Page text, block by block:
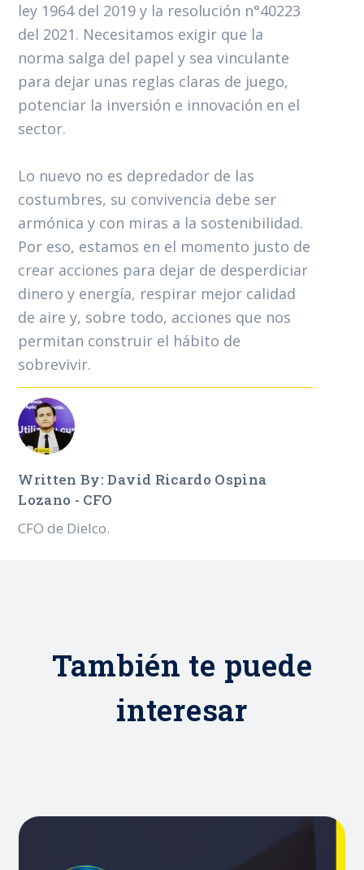
ley 1964 del 2019 y la resolución n°40223
del 2021. Necesitamos exigir que la
norma salga del papel y sea vinculante
para dejar unas reglas claras de juego,
potenciar la inversión e innovación en el
sector.
Lo nuevo no es depredador de las
costumbres, su convivencia debe ser
armónica y con miras a la sostenibilidad.
Por eso, estamos en el momento justo de
crear acciones para dejar de desperdiciar
dinero y energía, respirar mejor calidad
de aire y, sobre todo, acciones que nos
permitan construir el hábito de
sobrevivir.
Written By: David Ricardo Ospina
Lozano - CFO
CFO de Dielco.
También te puede
interesar